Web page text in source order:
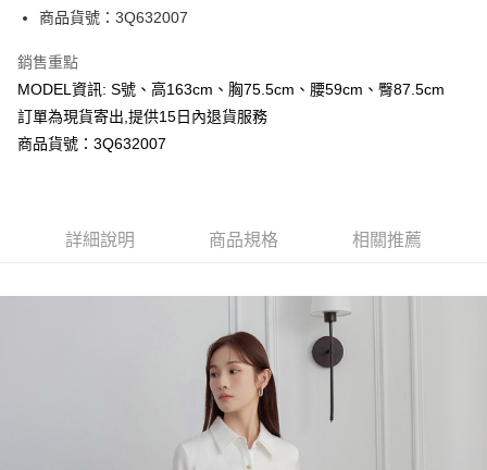
Apple Pay
Google Pay
運送方式
全家取貨付款
每筆NT$80，滿NT$699(含以上)免運費
每筆NT$80，滿NT$699(含以上)免運費
每筆NT$120，滿NT$699(含以上)免運費
商品貨號：3Q632007
銷售重點
MODEL資訊: S號、高163cm、胸75.5cm、腰59cm、臀87.5cm
訂單為現貨寄出,提供15日內退貨服務
商品貨號：3Q632007
詳細說明 商品規格 相關推薦